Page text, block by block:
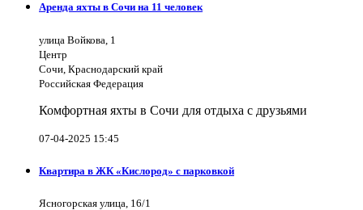
Аренда яхты в Сочи на 11 человек
улица Войкова, 1
Центр
Сочи, Краснодарский край
Российская Федерация
Комфортная яхты в Сочи для отдыха с друзьями
07-04-2025 15:45
Квартира в ЖК «Кислород» с парковкой
Ясногорская улица, 16/1